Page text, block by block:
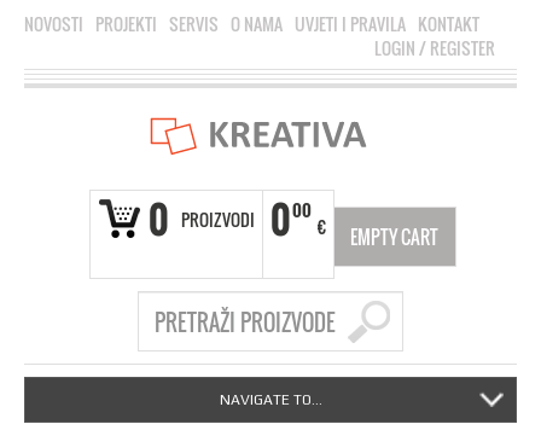
NOVOSTI PROJEKTI SERVIS O NAMA UVJETI I PRAVILA KONTAKT
LOGIN/REGISTER
0 PROIZVODI 000
€ EMPTY CART
NAVIGATE TO...